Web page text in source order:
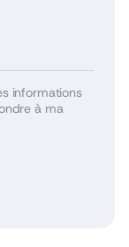
informations
à ma